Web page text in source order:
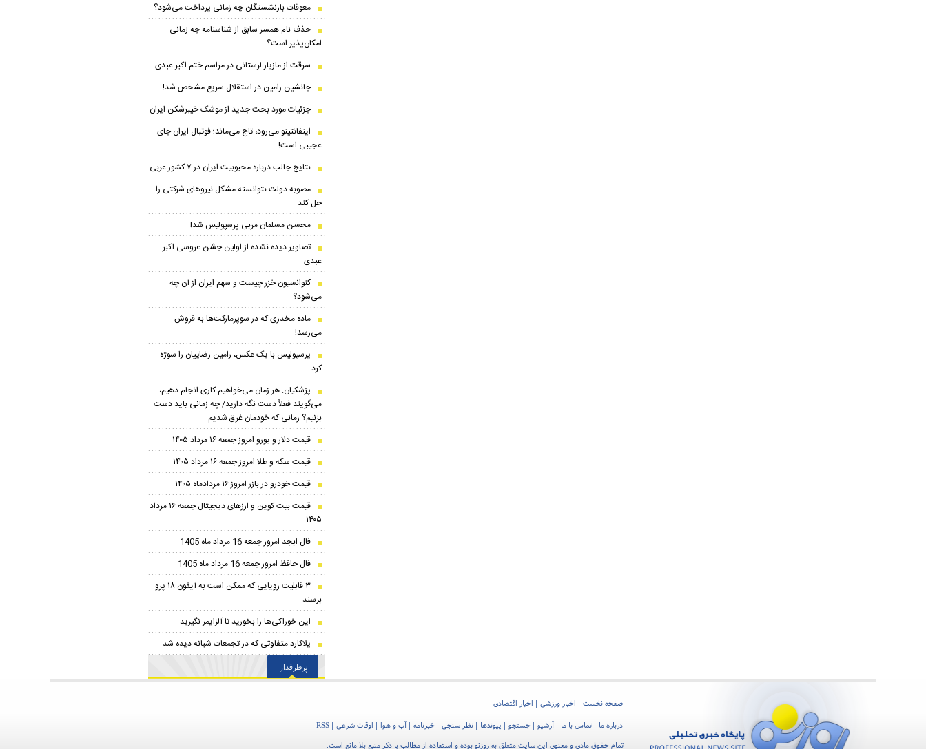
معوقات بازنشستگان چه زمانی پرداخت می‌شود؟
حذف نام همسر سابق از شناسنامه چه زمانی
امکان‌پذیر است؟
سرقت از مازیار لرستانی در مراسم ختم اکبر عبدی
جانشین رامین در استقلال سریع مشخص شد!
جزئیات مورد بحث جدید از موشک خیبرشکن ایران
اینفانتینو می‌رود، تاج می‌ماند؛ فوتبال ایران جای
عجیبی است!
نتایج جالب درباره محبوبیت ایران در ۷ کشور عربی
مصوبه دولت نتوانسته مشکل نیروهای شرکتی را
حل کند
محسن مسلمان مربی پرسپولیس شد!
تصاویر دیده نشده از اولین جشن عروسی اکبر
عبدی
کنوانسیون خزر چیست و سهم ایران از آن چه
می‌شود؟
ماده مخدری که در سوپرمارکت‌ها به فروش
می‌رسد!
پرسپولیس با یک عکس، رامین رضاییان را سوژه
کرد
پزشکیان: هر زمان می‌خواهیم کاری انجام دهیم،
می‌گویند فعلاً دست نگه دارید/ چه زمانی باید دست
بزنیم؟ زمانی که خودمان غرق شدیم
قیمت دلار و یورو امروز جمعه ۱۶ مرداد ۱۴۰۵
قیمت سکه و طلا امروز جمعه ۱۶ مرداد ۱۴۰۵
قیمت خودرو در بازر امروز ۱۶ مردادماه ۱۴۰۵
قیمت بیت کوین و ارز‌های دیجیتال جمعه ۱۶ مرداد
۱۴۰۵
فال ابجد امروز جمعه 16 مرداد ماه 1405
فال حافظ امروز جمعه 16 مرداد ماه 1405
۳ قابلیت رویایی که ممکن است به آیفون ۱۸ پرو
برسند
این خوراکی‌ها را بخورید تا آلزایمر نگیرید
پلاکارد متفاوتی که در تجمعات شبانه دیده شد
پرطرفدار
صفحه نخست اخبار ورزشی
اخبار اقتصادی
درباره ما
تماس با ما آرشیو جستجو پیوندها نظر سنجی خبرنامه آب و هوا اوقات شرعی
RSS
تمام حقوق مادی و معنوی این سایت متعلق به روزنو بوده و استفاده از مطالب با ذکر منبع بلا مانع است.